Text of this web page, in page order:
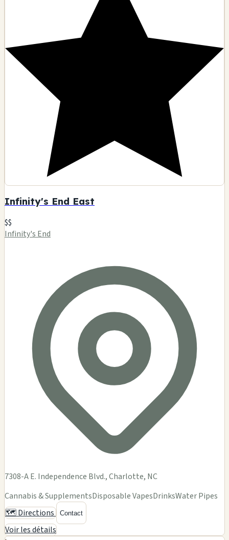
Infinity's End East
$$
Infinity's End
7308-A E. Independence Blvd., Charlotte, NC
Cannabis & SupplementsDisposable VapesDrinksWater Pipes
🗺️ Directions Contact
Voir les détails